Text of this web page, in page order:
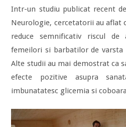
Intr-un studiu publicat recent
Neurologie, cercetatorii au aflat
reduce semnificativ riscul
femeilori si barbatilor de varsta
Alte studii au mai demostrat ca
efecte pozitive asupra
imbunatatesc glicemia si